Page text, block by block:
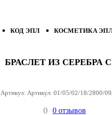
КОД ЭПЛ КОСМЕТИКА
БРАСЛЕТ ИЗ СЕРЕБРА
Артикул: Артикул: 01/05/02/18/2800/
0 0 отзывов